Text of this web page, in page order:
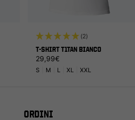
(2)
T-SHIRT T1TAN BIANCO
Prezzo di listino
29,99€
S M L XL XXL
ORDINI